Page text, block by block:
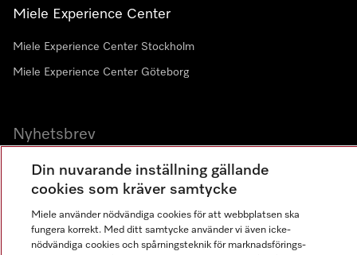
Miele Experience Center
Miele Experience Center Stockholm
Miele Experience Center Göteborg
Nyhetsbrev
Gå med i vår gemenskap
Din nuvarande inställning gällande
cookies som kräver samtycke
Miele använder nödvändiga cookies för att webbplatsen ska
fungera korrekt. Med ditt samtycke använder vi även icke-
nödvändiga cookies och spårningsteknik för marknadsförings-